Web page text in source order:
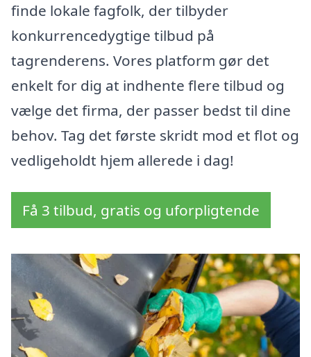
finde lokale fagfolk, der tilbyder
konkurrencedygtige tilbud på
tagrenderens. Vores platform gør det
enkelt for dig at indhente flere tilbud og
vælge det firma, der passer bedst til dine
behov. Tag det første skridt mod et flot og
vedligeholdt hjem allerede i dag!
Få 3 tilbud, gratis og uforpligtende